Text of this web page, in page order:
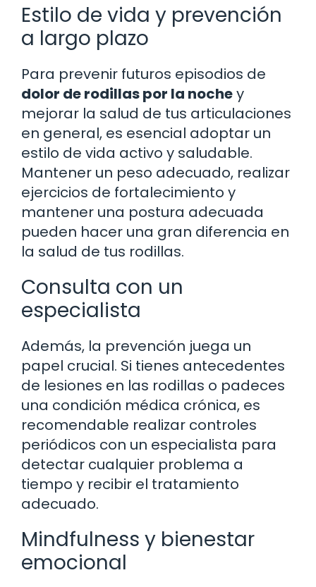
Estilo de vida y prevención
a largo plazo
Para prevenir futuros episodios de
dolor de rodillas por la nochey
mejorar la salud de tus articulaciones
en general, es esencial adoptar un
estilo de vida activo y saludable.
Mantener un peso adecuado, realizar
ejercicios de fortalecimiento y
mantener una postura adecuada
pueden hacer una gran diferencia en
la salud de tus rodillas.
Consulta con un
especialista
Además, la prevención juega un
papel crucial. Si tienes antecedentes
de lesiones en las rodillas o padeces
una condición médica crónica, es
recomendable realizar controles
periódicos con un especialista para
detectar cualquier problema a
tiempo y recibir el tratamiento
adecuado.
Mindfulness y bienestar
emocional